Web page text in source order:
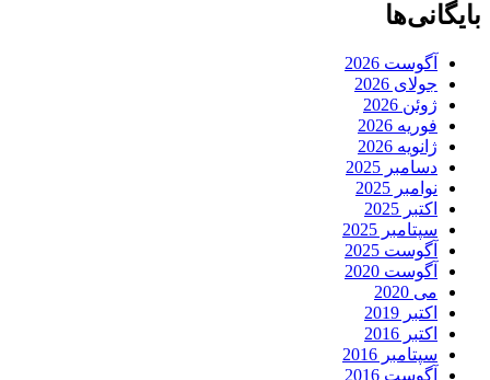
بایگانی‌ها
آگوست 2026
جولای 2026
ژوئن 2026
فوریه 2026
ژانویه 2026
دسامبر 2025
نوامبر 2025
اکتبر 2025
سپتامبر 2025
آگوست 2025
آگوست 2020
می 2020
اکتبر 2019
اکتبر 2016
سپتامبر 2016
آگوست 2016